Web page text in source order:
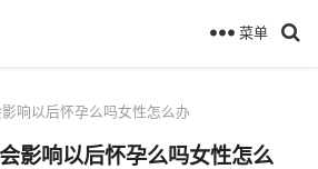
菜单
响以后怀孕么吗女性怎么办
影响以后怀孕么吗女性怎么